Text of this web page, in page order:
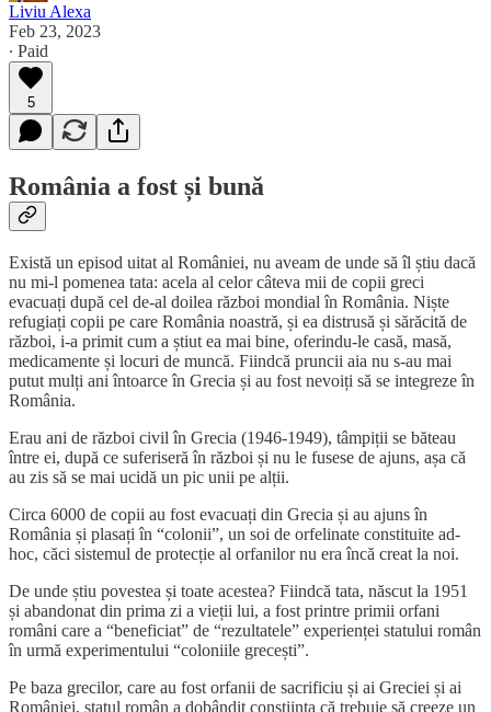
Liviu Alexa
Feb 23, 2023
∙ Paid
5
România a fost și bună
Există un episod uitat al României, nu aveam de unde să îl știu dacă
nu mi-l pomenea tata: acela al celor câteva mii de copii greci
evacuați după cel de-al doilea război mondial în România. Niște
refugiați copii pe care România noastră, și ea distrusă și sărăcită de
război, i-a primit cum a știut ea mai bine, oferindu-le casă, masă,
medicamente și locuri de muncă. Fiindcă pruncii aia nu s-au mai
putut mulți ani întoarce în Grecia și au fost nevoiți să se integreze în
România.
Erau ani de război civil în Grecia (1946-1949), tâmpiții se băteau
între ei, după ce suferiseră în război și nu le fusese de ajuns, așa că
au zis să se mai ucidă un pic unii pe alții.
Circa 6000 de copii au fost evacuați din Grecia și au ajuns în
România și plasați în “colonii”, un soi de orfelinate constituite ad-
hoc, căci sistemul de protecție al orfanilor nu era încă creat la noi.
De unde știu povestea și toate acestea? Fiindcă tata, născut la 1951
și abandonat din prima zi a vieții lui, a fost printre primii orfani
români care a “beneficiat” de “rezultatele” experienței statului român
în urmă experimentului “coloniile grecești”.
Pe baza grecilor, care au fost orfanii de sacrificiu și ai Greciei și ai
României, statul român a dobândit conștiința că trebuie să creeze un